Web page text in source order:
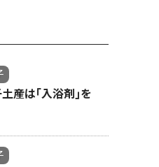
産は｢入浴剤｣を